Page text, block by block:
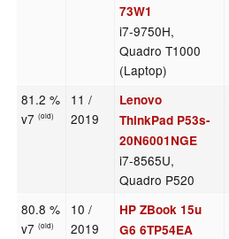
73W1
i7-9750H,
Quadro T1000
(Laptop)
81.2 %
v7(old)
11 /
2019
Lenovo
ThinkPad P53s-
20N6001NGE
i7-8565U,
Quadro P520
80.8 %
v7(old)
10 /
2019
HP ZBook 15u
G6 6TP54EA